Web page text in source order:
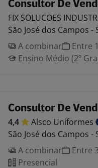
Consultor De
FIX SOLUCOES
São José dos Campos -
A combinar
Entre
Ensino Médio (2º
Consultor De
4,4 Alsco Uniformes
São José dos Campos -
A combinar
Entre
Presencial